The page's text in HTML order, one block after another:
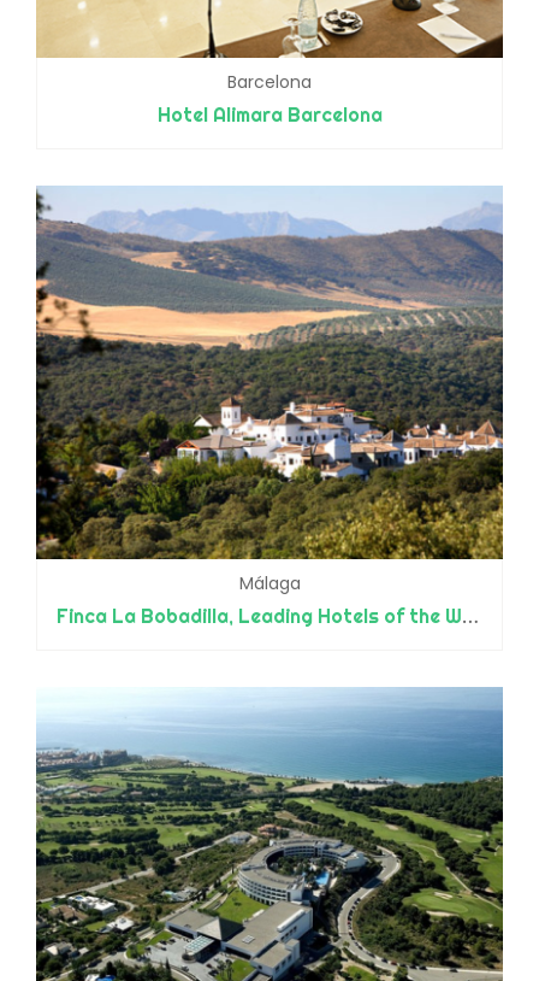
Barcelona
Hotel Alimara Barcelona
Málaga
Finca La Bobadilla, Leading Hotels of the World